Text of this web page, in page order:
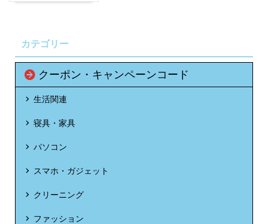
カテゴリー
クーポン・キャンペーンコード
生活関連
寝具・家具
パソコン
スマホ・ガジェット
クリーニング
ファッション